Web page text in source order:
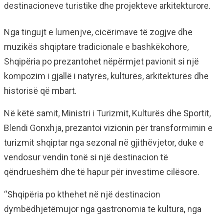
destinacioneve turistike dhe projekteve arkitekturore.
Nga tingujt e lumenjve, cicërimave të zogjve dhe
muzikës shqiptare tradicionale e bashkëkohore,
Shqipëria po prezantohet nëpërmjet pavionit si një
kompozim i gjallë i natyrës, kulturës, arkitekturës dhe
historisë që mbart.
Në këtë samit, Ministri i Turizmit, Kulturës dhe Sportit,
Blendi Gonxhja, prezantoi vizionin për transformimin e
turizmit shqiptar nga sezonal në gjithëvjetor, duke e
vendosur vendin tonë si një destinacion të
qëndrueshëm dhe të hapur për investime cilësore.
“Shqipëria po kthehet në një destinacion
dymbëdhjetëmujor nga gastronomia te kultura, nga